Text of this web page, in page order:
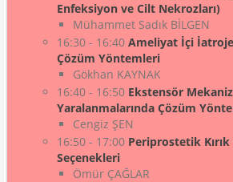
Enfeksiyon ve Cilt Nekrozları)
Mühammet Sadık BİLGEN
16:30 - 16:40 Ameliyat İçi
Çözüm Yöntemleri
Gökhan KAYNAK
16:40 - 16:50 Ekstensör
Yaralanmalarında Çözüm
Cengiz ŞEN
16:50 - 17:00 Periprostetik
Seçenekleri
Ömür ÇAĞLAR